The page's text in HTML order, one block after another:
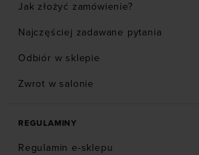
Jak złożyć zamówienie?
Najczęściej zadawane pytania
Odbiór w sklepie
Zwrot w salonie
REGULAMINY
Regulamin e-sklepu